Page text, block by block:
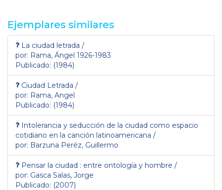
Ejemplares similares
La ciudad letrada /
por: Rama, Ángel 1926-1983
Publicado: (1984)
Ciudad Letrada /
por: Rama, Angel
Publicado: (1984)
Intolerancia y seducción de la ciudad como espacio
cotidiano en la canción latinoamericana /
por: Barzuna Peréz, Guillermo
Pensar la ciudad : entre ontología y hombre /
por: Gasca Salas, Jorge
Publicado: (2007)